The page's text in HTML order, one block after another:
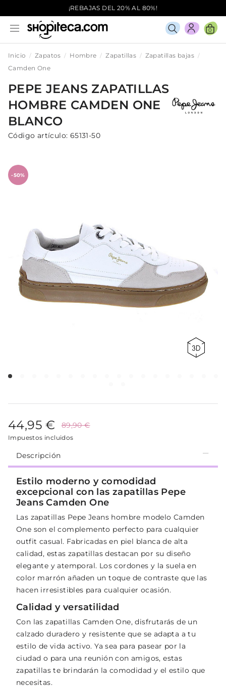
¡REBAJAS DEL 20% AL 80%!
0
Inicio Zapatos Hombre Zapatillas
Zapatillas bajas
Camden One
PEPE JEANS ZAPATILLAS
HOMBRE CAMDEN ONE
BLANCO
Código artículo: 65131-50
-50%
44,95 € 89,90 €
Impuestos incluidos
Descripción
Estilo moderno y comodidad
excepcional con las zapatillas Pepe
Jeans Camden One
Las zapatillas Pepe Jeans hombre modelo Camden
One son el complemento perfecto para cualquier
outfit casual. Fabricadas en piel blanca de alta
calidad, estas zapatillas destacan por su diseño
elegante y atemporal. Los cordones y la suela en
color marrón añaden un toque de contraste que las
hacen irresistibles para cualquier ocasión.
Calidad y versatilidad
Con las zapatillas Camden One, disfrutarás de un
calzado duradero y resistente que se adapta a tu
estilo de vida activo. Ya sea para pasear por la
ciudad o para una reunión con amigos, estas
zapatillas te brindarán la comodidad y el estilo que
necesitas.